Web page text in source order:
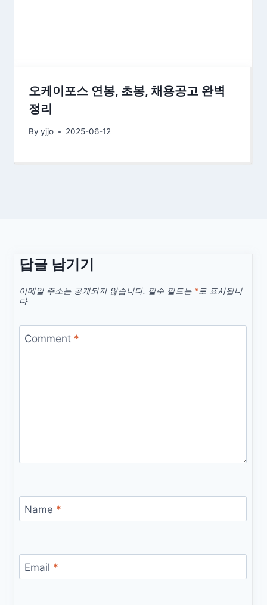
오케이포스 연봉, 초봉, 채용공고 완벽
정리
By yjjo 2025-06-12
답글 남기기
이메일 주소는 공개되지 않습니다. 필수 필드는 *로 표시됩니
다
Comment *
Name *
Email *